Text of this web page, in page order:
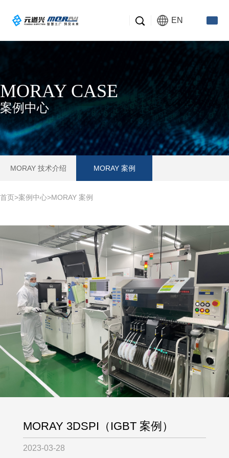
EN
MORAY CASE
案例中心
MORAY 技术介绍 MORAY 案例
首页>案例中心>MORAY 案例
MORAY 3DSPI（IGBT 案例）
2023-03-28